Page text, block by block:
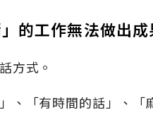
的工作無法做出成
方式。
、「有時間的話」、「